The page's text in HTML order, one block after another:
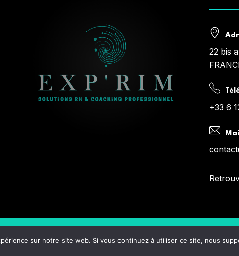
22 bis
+33 6
Copyright © 2024. All Rights Reserved.
sur notre site web. Si vous continuez à utiliser ce site, nous